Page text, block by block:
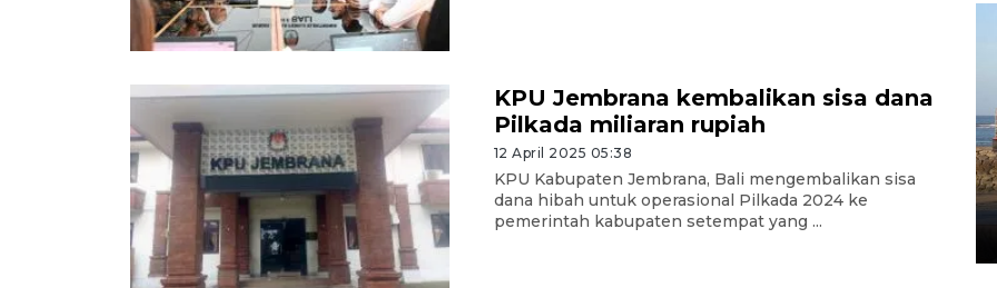
KPU Jembrana kembalikan sisa dana
Pilkada miliaran rupiah
12 April 2025 05:38
KPU Kabupaten Jembrana, Bali mengembalikan sisa
dana hibah untuk operasional Pilkada 2024 ke
pemerintah kabupaten setempat yang ...
Kemen LH, KKP, dan Gubernur
Bali tanam ribuan bibit
mangrove
26 Juli 2026 21:18